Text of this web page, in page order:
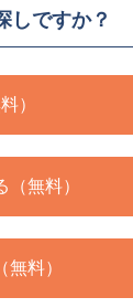
しですか？
）
無料）
料）